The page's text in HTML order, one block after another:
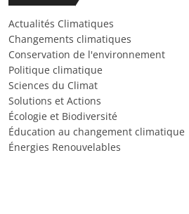
Actualités Climatiques
Changements climatiques
Conservation de l'environnement
Politique climatique
Sciences du Climat
Solutions et Actions
Écologie et Biodiversité
Éducation au changement climatique
Énergies Renouvelables